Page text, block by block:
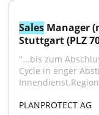
Sales Manager
Stuttgart (PLZ
"...bis zum
Cycle in enger
PLANPROTECT AG